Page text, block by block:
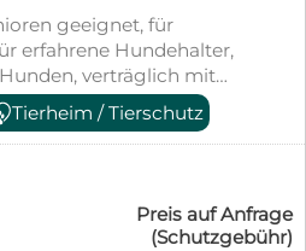
Kooperationstierheim
Er war in einem
weißes Fell, aber er hatte
am Bein, wo man nicht
könnte. Ein Wunde von
nur rohes Fleisch.
entsprechende
eine Infektion
(2x täglich/15 min)
geeignet, für
erfahrene Hundehalter,
verträglich mit
geimpft (mind.
gechipt, mit EU-
Tierheim,
Tierheim / Tierschutz
Preis auf Anfrage
(Schutzgebühr)